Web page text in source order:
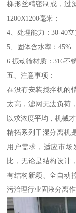
梯形丝精密制成，过
1200X1200毫米；
4、处理能力：30-40立
5、固体含水率：45%
6.振动筛材质：316不
五、注意事项：
在没有安装搅拌机的
太高，滤网无法负荷
以求浓度平均，机械才
精拓系列干湿分离机
用户需求，适应市
比，无论是结构设计
有结构新颖、全自动
污治理行业固液分离